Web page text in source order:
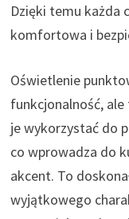
Dzięki temu każda
komfortowa i
Oświetlenie
funkcjonalność,
je wykorzystać do
co wprowadza do
akcent. To
wyjątkowego